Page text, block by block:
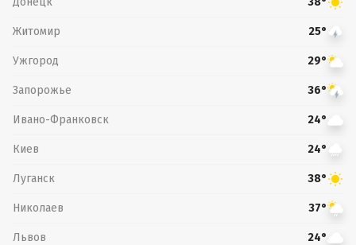
Житомир 25°
Ужгород 29°
Запорожье 36°
Ивано-Франковск 24°
Киев 24°
Луганск 38°
Николаев 37°
Львов 24°